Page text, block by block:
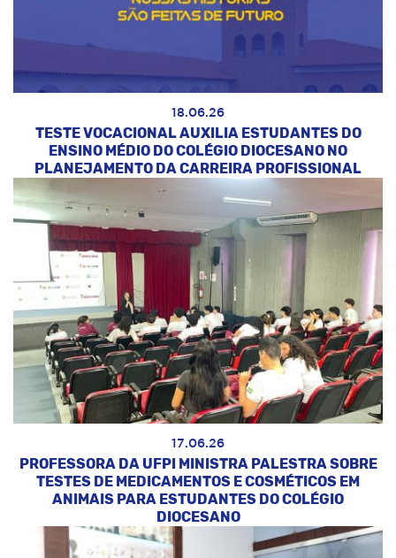
18.06.26
TESTE VOCACIONAL AUXILIA ESTUDANTES DO
ENSINO MÉDIO DO COLÉGIO DIOCESANO NO
PLANEJAMENTO DA CARREIRA PROFISSIONAL
17.06.26
PROFESSORA DA UFPI MINISTRA PALESTRA SOBRE
TESTES DE MEDICAMENTOS E COSMÉTICOS EM
ANIMAIS PARA ESTUDANTES DO COLÉGIO
DIOCESANO